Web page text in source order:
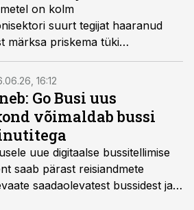
on kolm
suurt tegijat haaranud
märksa priskema tüki
poolehoiust: kokku 38%
16:12
Go Busi uus
võimaldab bussi
uue digitaalse bussitellimise
saab pärast reisiandmete
saadaolevatest bussidest ja